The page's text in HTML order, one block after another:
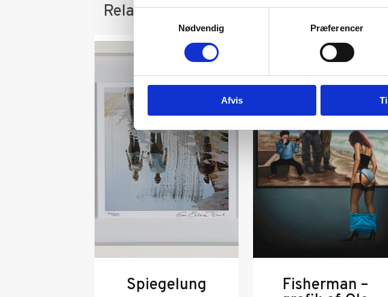
Nødvendig
Præferencer
Afvis
Relaterede varer
Spiegelung Fisherman –